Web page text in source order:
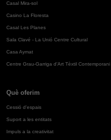
Casal Mira-sol
Casino La Floresta
Casal Les Planes
Sala Clavé - La Unió Centre Cultural
Casa Aymat
Centre Grau-Garriga d'Art Tèxtil Contemporani
Què oferim
Cessió d'espais
Suport a les entitats
Impuls a la creativitat